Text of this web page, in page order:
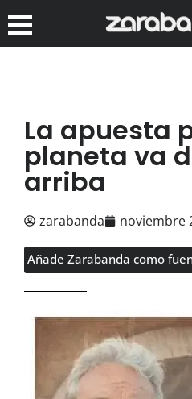
La apuesta
planeta va
arriba
zarabanda noviembre
Añade Zarabanda como